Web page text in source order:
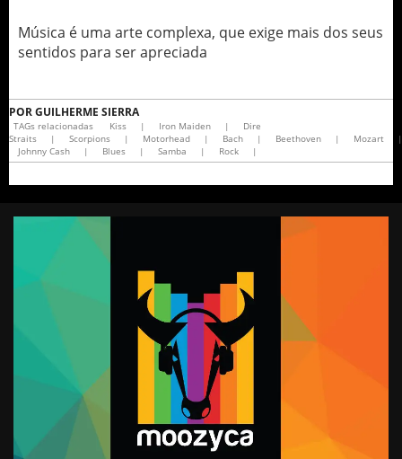
Música é uma arte complexa, que exige mais dos seus
sentidos para ser apreciada
PORGUILHERME SIERRA
TAGs relacionadas Kiss | Iron Maiden |
Dire
Straits
| Scorpions | Motorhead | Bach | Beethoven | Mozart
|
Johnny Cash
| Blues | Samba | Rock |